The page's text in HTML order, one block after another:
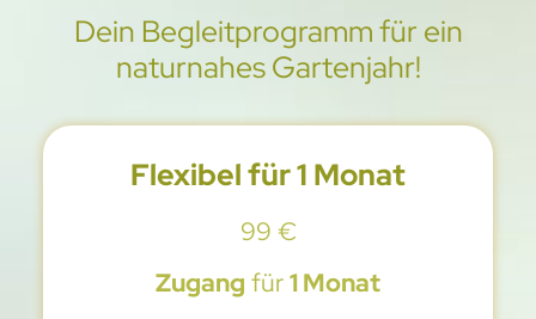
Dein Begleitprogramm für ein
naturnahes Gartenjahr!
Flexibel für 1 Monat
99 €
Zugang für1 Monat